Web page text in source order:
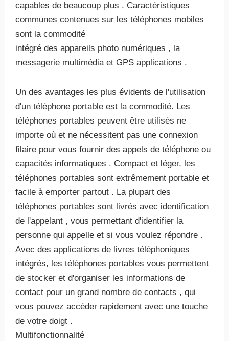
capables de beaucoup plus . Caractéristiques
communes contenues sur les téléphones mobiles
sont la commodité
intégré des appareils photo numériques , la
messagerie multimédia et GPS applications .
Un des avantages les plus évidents de l'utilisation
d'un téléphone portable est la commodité. Les
téléphones portables peuvent être utilisés ne
importe où et ne nécessitent pas une connexion
filaire pour vous fournir des appels de téléphone ou
capacités informatiques . Compact et léger, les
téléphones portables sont extrêmement portable et
facile à emporter partout . La plupart des
téléphones portables sont livrés avec identification
de l'appelant , vous permettant d'identifier la
personne qui appelle et si vous voulez répondre .
Avec des applications de livres téléphoniques
intégrés, les téléphones portables vous permettent
de stocker et d'organiser les informations de
contact pour un grand nombre de contacts , qui
vous pouvez accéder rapidement avec une touche
de votre doigt .
Multifonctionnalité